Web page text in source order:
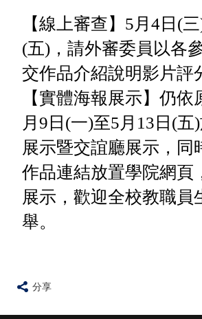
【線上審查】5月4日(
(五)，請外審委員 以各
交作品介紹說明影片評
【實體海報 展示】 仍依
月 9 日 (一)至5 月 13 日 (五
展示暨交誼廳展示，同
作品連結放置學院網頁
展示，歡迎全校教職員
舉。
分享